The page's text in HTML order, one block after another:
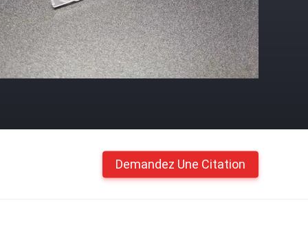
Demandez Une Citation